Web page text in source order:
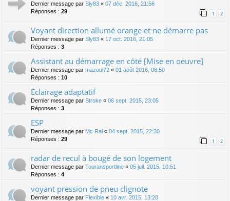
Dernier message par Sly83 « 07 déc. 2016, 21:56
Réponses : 29 1 2
Voyant direction allumé orange et ne démarre pas
Dernier message par Sly83 « 17 oct. 2016, 21:05
Réponses : 3
Assistant au démarrage en côté [Mise en oeuvre]
Dernier message par mazoul72 « 01 août 2016, 08:50
Réponses : 10
Éclairage adaptatif
Dernier message par Stroke « 06 sept. 2015, 23:05
Réponses : 3
ESP
Dernier message par Mc Rai « 04 sept. 2015, 22:30
Réponses : 29 1 2
radar de recul à bougé de son logement
Dernier message par Touransportline « 05 juil. 2015, 10:51
Réponses : 4
voyant pression de pneu clignote
Dernier message par Flexible « 10 avr. 2015, 13:28